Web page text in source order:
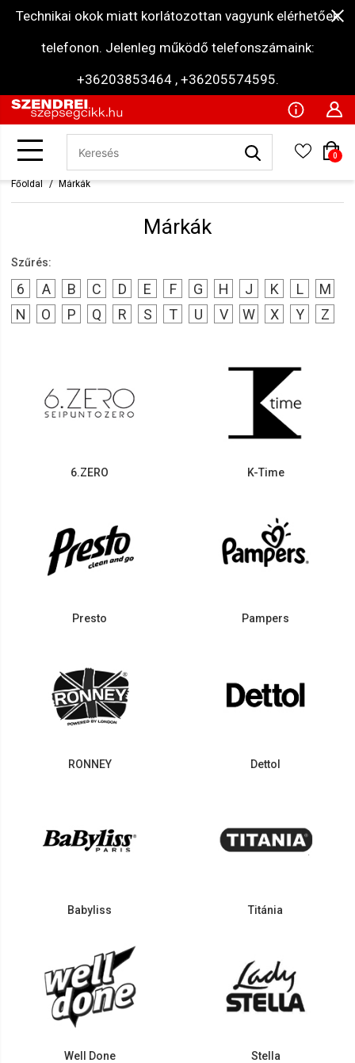
Technikai okok miatt korlátozottan vagyunk elérhetőek
telefonon. Jelenleg működő telefonszámaink:
+36203853464 , +36205574595.
0
Főoldal Márkák
Márkák
Szűrés:
6 A B C D E F G H J K L
M
N
O P Q R S T U V W X Y Z
6.ZERO K-Time
Presto Pampers
RONNEY Dettol
Babyliss Titánia
Well Done Stella